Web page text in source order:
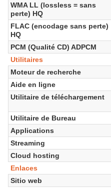
WMA LL (lossless = sans
perte) HQ
FLAC (encodage sans perte)
HQ
PCM (Qualité CD) ADPCM
Utilitaires
Moteur de recherche
Aide en ligne
Utilitaire de téléchargement
Utilitaire de Bureau
Applications
Streaming
Cloud hosting
Enlaces
Sitio web